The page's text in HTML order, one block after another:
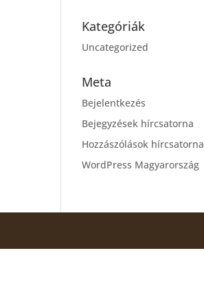
Kategóriák
Uncategorized
Meta
Bejelentkezés
Bejegyzések hírcsatorna
Hozzászólások hírcsatorna
WordPress Magyarország